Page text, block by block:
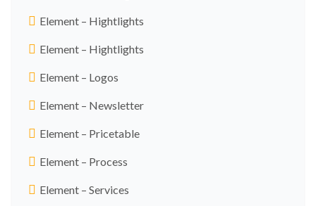
Element – Hightlights
Element – Hightlights
Element – Logos
Element – Newsletter
Element – Pricetable
Element – Process
Element – Services